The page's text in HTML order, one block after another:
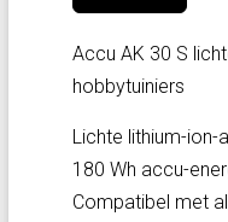
Accu AK 30 S
hobbytuiniers
Lichte lithium-ion-
180 Wh accu-
Compatibel met